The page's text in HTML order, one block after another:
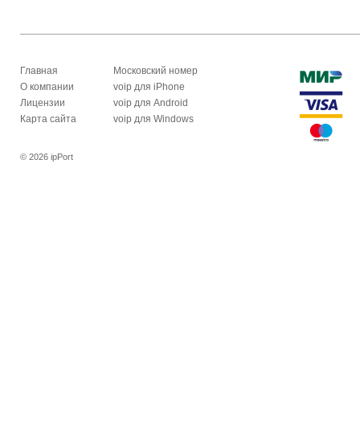
Главная
О компании
Лицензии
Карта сайта
Московский номер
voip для iPhone
voip для Android
voip для Windows
© 2026 ipPort